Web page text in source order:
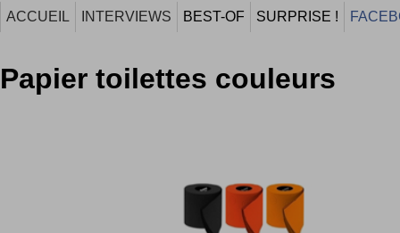
ACCUEIL INTERVIEWS BEST-OF SURPRISE !
Papier toilettes couleurs